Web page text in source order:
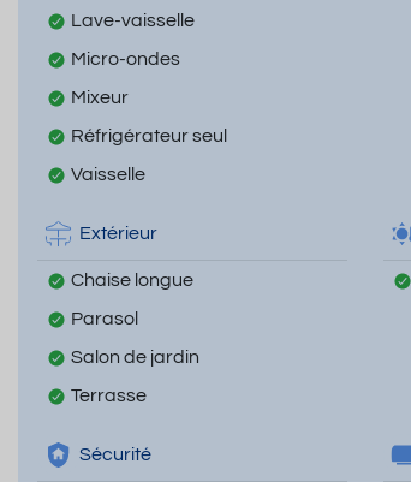
Lave-vaisselle
Micro-ondes
Mixeur
Réfrigérateur seul
Vaisselle
Extérieur
Chaise longue
Parasol
Salon de jardin
Terrasse
Sécurité